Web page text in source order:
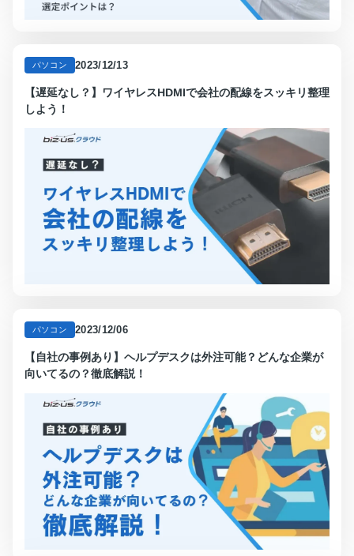
パソコン 2023/12/13
【遅延なし？】ワイヤレスHDMIで会社の配線をスッキリ整理
しよう！
パソコン 2023/12/06
【自社の事例あり】ヘルプデスクは外注可能？どんな企業が
向いてるの？徹底解説！